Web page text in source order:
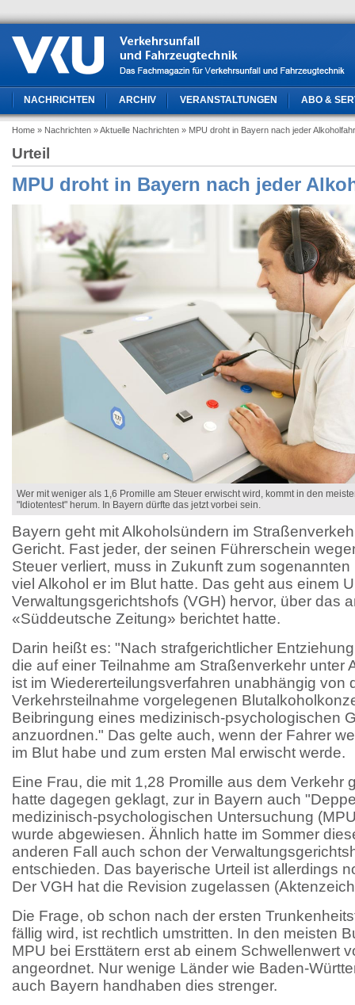
NACHRICHTEN ARCHIV VERANSTALTUNGEN ABO &
Home » Nachrichten » Aktuelle Nachrichten » MPU droht in Bayern nach jeder
Urteil
MPU droht in Bayern nach jeder
Wer mit weniger als 1,6 Promille am Steuer erwischt wird, kommt in den
"Idiotentest" herum. In Bayern dürfte das jetzt vorbei sein.
Bayern geht mit Alkoholsündern im
Gericht. Fast jeder, der seinen Führerschein
Steuer verliert, muss in Zukunft zum
viel Alkohol er im Blut hatte. Das geht aus einem
Verwaltungsgerichtshofs (VGH) hervor, über das
«Süddeutsche Zeitung» berichtet hatte.
Darin heißt es: "Nach strafgerichtlicher
die auf einer Teilnahme am Straßenverkehr unter
ist im Wiedererteilungsverfahren unabhängig von
Verkehrsteilnahme vorgelegenen
Beibringung eines medizinisch-psychologischen
anzuordnen." Das gelte auch, wenn der Fahrer
im Blut habe und zum ersten Mal erwischt werde.
Eine Frau, die mit 1,28 Promille aus dem Verkehr
hatte dagegen geklagt, zur in Bayern auch
medizinisch-psychologischen Untersuchung
wurde abgewiesen. Ähnlich hatte im Sommer
anderen Fall auch schon der
entschieden. Das bayerische Urteil ist allerdings
Der VGH hat die Revision zugelassen
Die Frage, ob schon nach der ersten
fällig wird, ist rechtlich umstritten. In den meisten
MPU bei Ersttätern erst ab einem Schwellenwert
angeordnet. Nur wenige Länder wie Baden-
auch Bayern handhaben dies strenger.